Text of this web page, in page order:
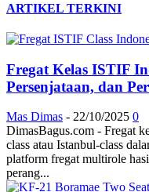
ARTIKEL TERKINI
Fregat Kelas ISTIF
Persenjataan, dan
Mas Dimas - 22/10/2025 0
DimasBagus.com - Fregat
class atau Istanbul-class
platform fregat multirole
perang...